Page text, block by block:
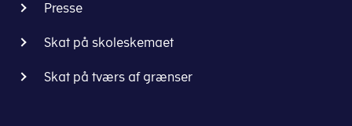
2021/2022
Presse
Skat på skoleskemaet
Skat på tværs af grænser